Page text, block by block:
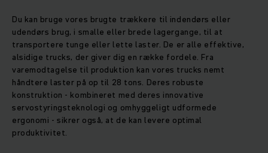
Du kan bruge vores brugte trækkere til indendørs eller
udendørs brug, i smalle eller brede lagergange, til at
transportere tunge eller lette laster. De er alle effektive,
alsidige trucks, der giver dig en række fordele. Fra
varemodtagelse til produktion kan vores trucks nemt
håndtere laster på op til 28 tons. Deres robuste
konstruktion - kombineret med deres innovative
servostyringsteknologi og omhyggeligt udformede
ergonomi - sikrer også, at de kan levere optimal
produktivitet.